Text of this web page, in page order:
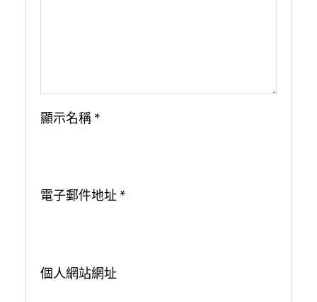
顯示名稱 *
電子郵件地址 *
個人網站網址